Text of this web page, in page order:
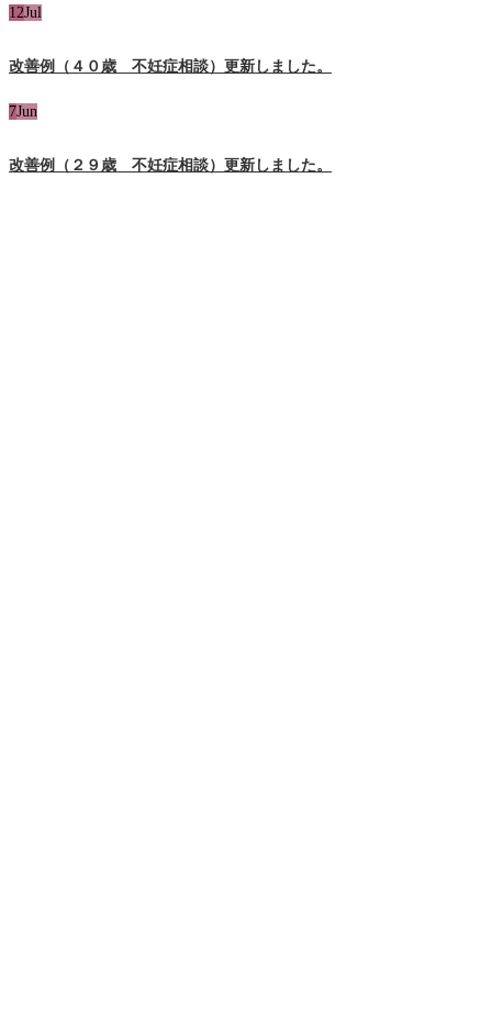
12Jul
改善例（４０歳 不妊症相談）更新しました。
7Jun
改善例（２９歳 不妊症相談）更新しました。